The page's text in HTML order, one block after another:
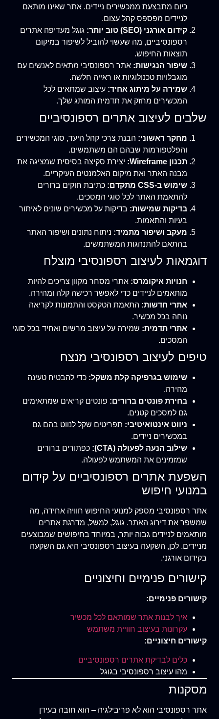
כיום מתבצעת ממכשירים ניידים. אתר שאינו מותאם
לניידים מפספס קהל עצום.
קידום אורגני (SEO) טוב יותר:
גוגל מעדיפה אתרים
רספונסיביים, מה שעשוי להוביל לשיפור במיקום
תוצאות החיפוש.
שיפור הנגישות: אתר רספונסיבי מתאים לאנשים עם
מוגבלויות טכנולוגיות או ראייה חלשה.
שמירה על מיתוג אחיד: עיצוב שמתאים לכל
המכשירים מחזק את תדמית המותג שלך.
שלבים לעיצוב אתרים רספונסיביים
מחקר ראשוני: הבנת צרכי קהל היעד, סוגי המכשירים
והפלטפורמות שבהם הם משתמשים.
תכנון Wireframe:
יצירת סקיצה בסיסית שמציגה את
מבנה האתר ואת מיקום האלמנטים העיקריים.
שימוש ב-CSS מתקדם:
כתיבת חוקים ברורים
להתאמת האתר לכל סוגי המסכים.
בדיקות שמישות: בדיקות על מכשירים שונים לאיתור
בעיות והתאמות.
מעקב ושיפור מתמיד: ניתוח נתונים ושיפור האתר
בהתאם להתנהגות המשתמשים.
דוגמאות לעיצוב רספונסיבי מוצלח
חנויות איקומרס: אתרי מסחר מקוון צריכים להיות
מותאמים לניידים כדי לאפשר רכישה קלה ומהירה.
אתרי חדשות: התאמת הטקסט והתמונות לקריאה
נוחה בכל מכשיר.
אתרי תדמית: שמירה על עיצוב מרשים ואחיד בכל סוגי
המסכים.
טיפים לעיצוב רספונסיבי מנצח
שימוש בגרפיקה קלת משקל: כדי להבטיח טעינה
מהירה.
בחירת פונטים ברורים: פונטים קריאים שמתאימים
גם למסכים קטנים.
ניווט אינטואיטיבי: תפריטים שקל לנווט בהם גם
במכשירים ניידים.
שילוב הנעה לפעולה (CTA):
כפתורים ברורים
שמזמינים את המשתמש לפעולה.
השפעת אתרים רספונסיביים על קידום
במנועי חיפוש
אתר רספונסיבי מספק למנועי החיפוש חוויה אחידה, מה
שמשפר את דירוג האתר. גוגל, למשל, מדרגת אתרים
מותאמים לניידים גבוה יותר, במיוחד בחיפושים שמבוצעים
מניידים. לכן, השקעה בעיצוב רספונסיבי היא גם השקעה
בקידום אורגני.
קישורים פנימיים וחיצוניים
קישורים פנימיים:
איך לבנות אתר שמותאם לכל מכשיר
עקרונות בעיצוב חוויית משתמש
קישורים חיצוניים:
כלים לבדיקת אתרים רספונסיביים
מהו עיצוב רספונסיבי בגוגל
מסקנות
אתר רספונסיבי הוא לא פריבילגיה – הוא חובה בעידן